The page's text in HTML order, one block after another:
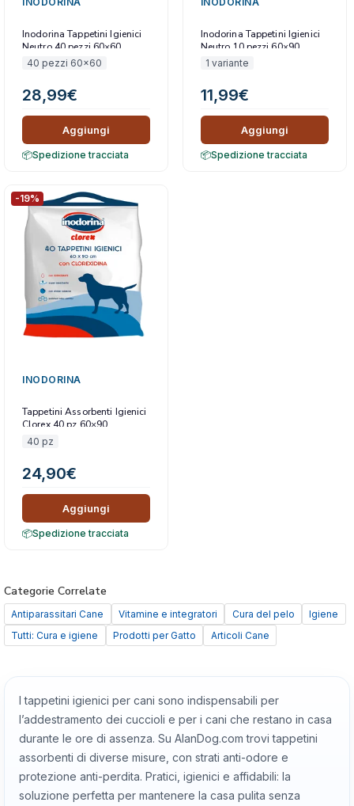
Inodorina Tappetini Igienici
Neutro 40 pezzi 60×60
40 pezzi 60x60
28,99€
Aggiungi
Spedizione tracciata
Inodorina Tappetini Igienici
Neutro 10 pezzi 60×90
1 variante
11,99€
Aggiungi
Spedizione tracciata
-19%
INODORINA
Tappetini Assorbenti Igienici
Clorex 40 pz 60×90
40 pz
24,90€
Aggiungi
Spedizione tracciata
Categorie Correlate
Antiparassitari Cane Vitamine e integratori Cura del pelo
Igiene
Tutti: Cura e igiene
Prodotti per Gatto Articoli Cane
I tappetini igienici per cani sono indispensabili per
l’addestramento dei cuccioli e per i cani che restano in casa
durante le ore di assenza. Su AlanDog.com trovi tappetini
assorbenti di diverse misure, con strati anti-odore e
protezione anti-perdita. Pratici, igienici e affidabili: la
soluzione perfetta per mantenere la casa pulita senza